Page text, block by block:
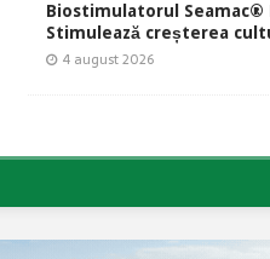
Biostimulatorul Seamac®
Stimulează creșterea
4 august 2026